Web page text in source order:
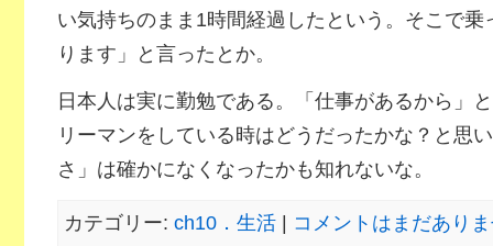
い気持ちのまま1時間経過したという。そこで
ります」と言ったとか。
日本人は実に勤勉である。「仕事があるから」
リーマンをしている時はどうだったかな？と思
さ」は確かになくなったかも知れないな。
カテゴリー: ch10．生活| コメントはまだあり